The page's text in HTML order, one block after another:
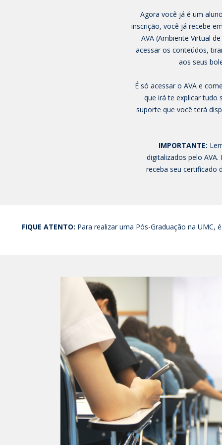
Agora você já é um
inscrição, você já recebe
AVA (Ambiente Virtual
acessar os conteúdos,
aos seus
É só acessar o AVA e
que irá te explicar tudo
suporte que você terá
IMPORTANTE:
digitalizados pelo
receba seu certificado
FIQUE ATENTO: Para realizar uma Pós-Graduação na UMC,